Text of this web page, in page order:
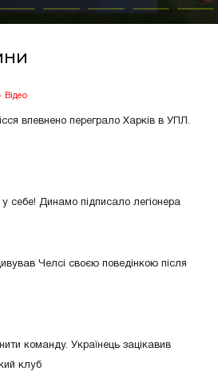
Відео
впевнено переграло Харків в УПЛ.
у себе! Динамо підписало легіонера
Челсі своєю поведінкою після
команду. Українець зацікавив
клуб